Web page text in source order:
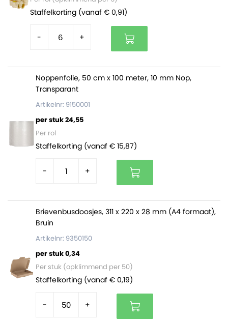
Wordt door Verpakkingsindustrie Veenendaal zelf
Staffelkorting (vanaf € 0,91)
- +
Noppenfolie, 50 cm x 100 meter, 10 mm Nop,
Transparant
Artikelnr: 9150001
per stuk 24,55
Per rol
Staffelkorting (vanaf € 15,87)
- +
Brievenbusdoosjes, 311 x 220 x 28 mm (A4 formaat),
Bruin
Artikelnr: 9350150
per stuk 0,34
Per stuk (opklimmend per 50)
Staffelkorting (vanaf € 0,19)
- +